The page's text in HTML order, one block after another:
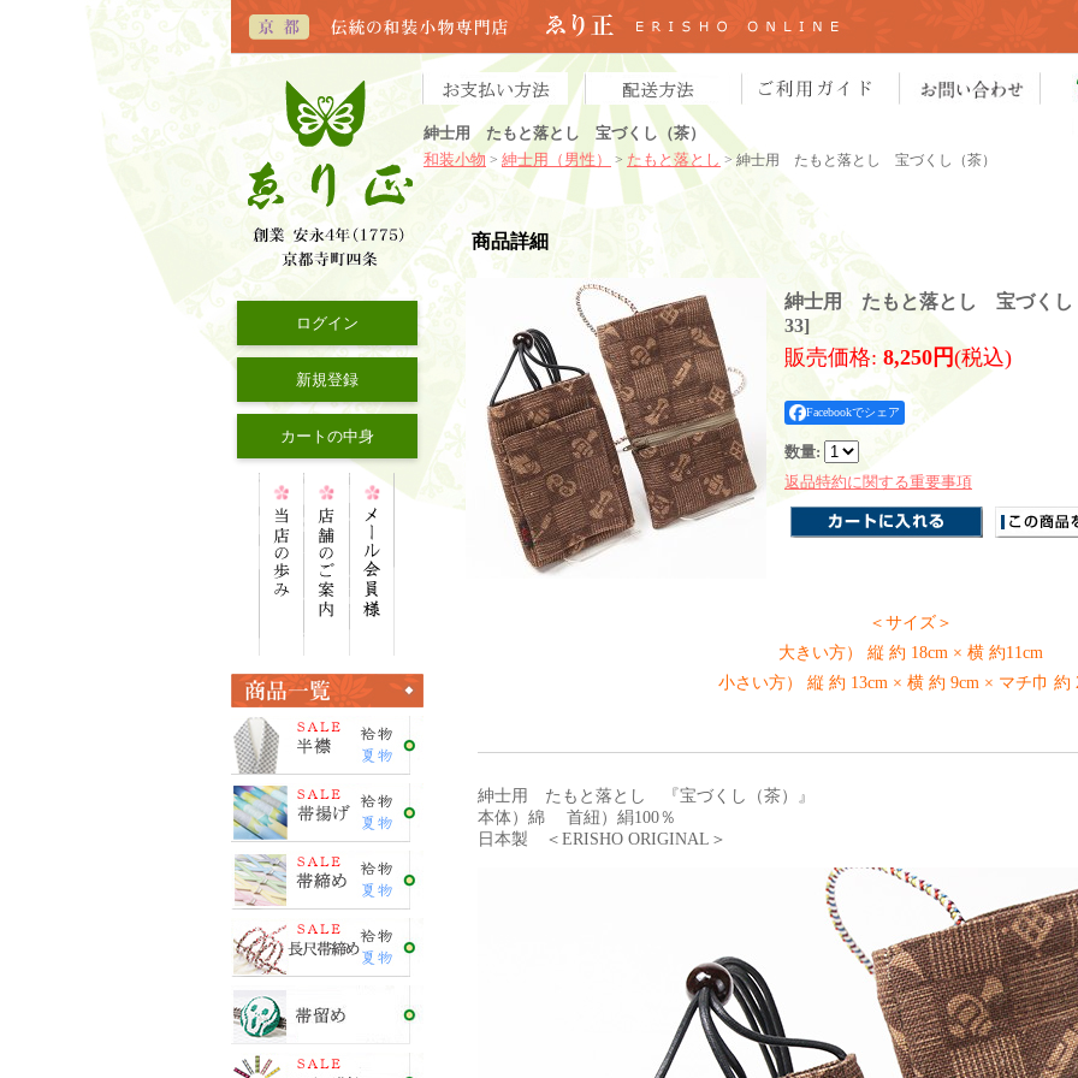
紳士用 たもと落とし 宝づくし（茶）
和装小物 > 紳士用（男性） > たもと落とし > 紳士用 たもと落とし 宝づくし（茶）
ログイン
新規登録
カートの中身
商品詳細
紳士用 たもと落とし 宝づくし
33]
販売価格: 8,250円(税込)
Facebookでシェア
数量:
返品特約に関する重要事項
＜サイズ＞
大きい方） 縦 約 18cm × 横 約11cm
小さい方） 縦 約 13cm × 横 約 9cm × マチ巾 約
紳士用 たもと落とし 『宝づくし（茶）』
本体）綿 首紐）絹100％
日本製 ＜ERISHO ORIGINAL＞